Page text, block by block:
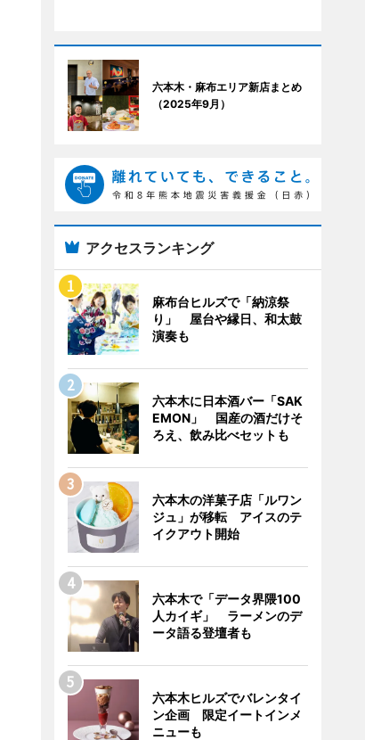
六本木・麻布エリア新店まとめ
（2025年9月）
アクセスランキング
麻布台ヒルズで「納涼祭
り」 屋台や縁日、和太鼓
演奏も
六本木に日本酒バー「SAK
EMON」 国産の酒だけそ
ろえ、飲み比べセットも
六本木の洋菓子店「ルワン
ジュ」が移転 アイスのテ
イクアウト開始
六本木で「データ界隈100
人カイギ」 ラーメンのデ
ータ語る登壇者も
六本木ヒルズでバレンタイ
ン企画 限定イートインメ
ニューも